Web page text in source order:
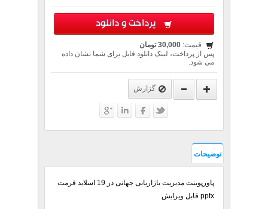
پرداخت و دانلود
قیمت: 30,000 تومان
پس از پرداخت، لینک دانلود فایل برای شما نشان داده
می شود.
گزارش
توضیحات
پاورپوینت مدیریت بازاریابی جهانی در 19 اسلاید فرمت
pptx قابل ویرایش